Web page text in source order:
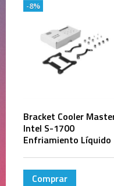
Bracket Cooler
Intel S-1700
Enfriamiento Líquido
Comprar
-8%